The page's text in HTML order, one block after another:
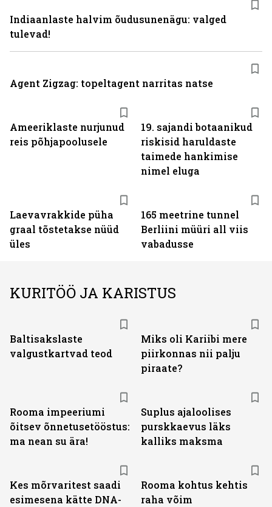
Ameeriklaste nurjunud
reis põhjapoolusele
19. sajandi botaanikud
riskisid haruldaste
taimede hankimise
nimel eluga
Laevavrakkide püha
graal tõstetakse nüüd
üles
165 meetrine tunnel
Berliini müüri all viis
vabadusse
Indiaanlaste halvim õudusunenägu: valged
tulevad!
Agent Zigzag: topeltagent narritas natse
KURITÖÖ JA KARISTUS
Baltisakslaste
valgustkartvad teod
Miks oli Kariibi mere
piirkonnas nii palju
piraate?
Rooma impeeriumi
õitsev õnnetusetööstus:
ma nean su ära!
Suplus ajaloolises
purskkaevus läks
kalliks maksma
Kes mõrvaritest saadi
esimesena kätte DNA-
Rooma kohtus kehtis
raha võim